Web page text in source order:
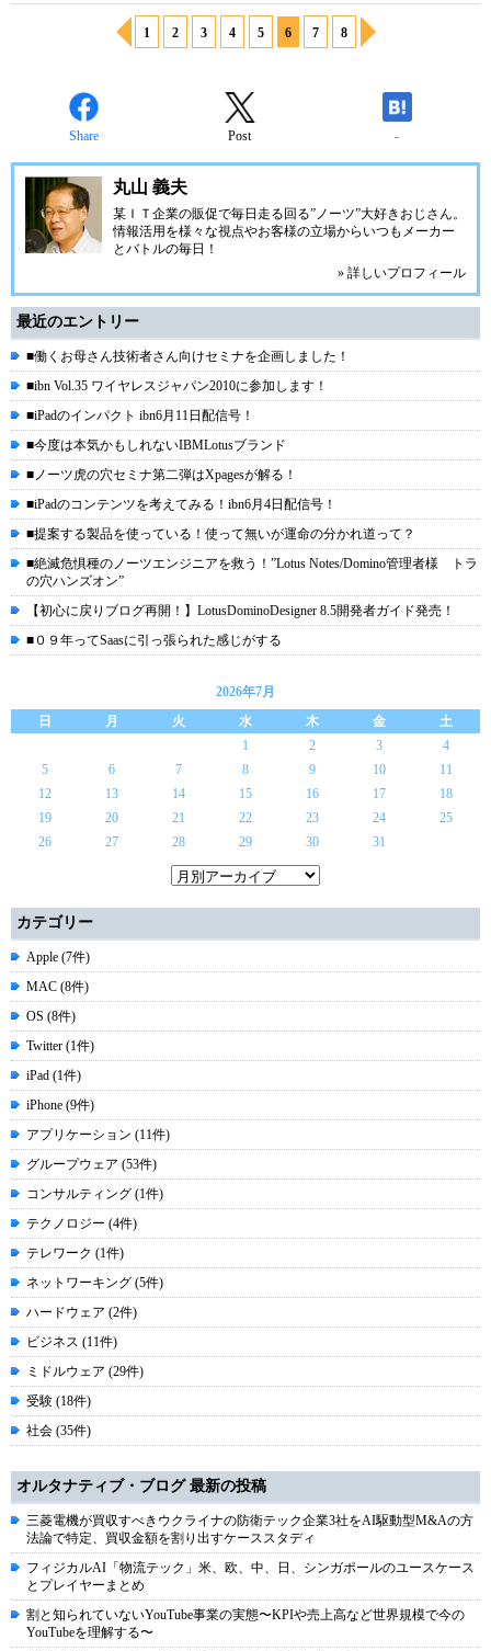
1 2 3 4 5 6 7 8
Share Post -
丸山 義夫
某ＩＴ企業の販促で毎日走る回る”ノーツ”大好きおじさん。
情報活用を様々な視点やお客様の立場からいつもメーカー
とバトルの毎日！
» 詳しいプロフィール
最近のエントリー
■働くお母さん技術者さん向けセミナを企画しました！
■ibn Vol.35 ワイヤレスジャパン2010に参加します！
■iPadのインパクト ibn6月11日配信号！
■今度は本気かもしれないIBMLotusブランド
■ノーツ虎の穴セミナ第二弾はXpagesが解る！
■iPadのコンテンツを考えてみる！ibn6月4日配信号！
■提案する製品を使っている！使って無いが運命の分かれ道って？
■絶滅危惧種のノーツエンジニアを救う！”Lotus Notes/Domino管理者様 トラ
の穴ハンズオン”
【初心に戻りブログ再開！】LotusDominoDesigner 8.5開発者ガイド発売！
■０９年ってSaasに引っ張られた感じがする
2026年7月
日
月 火 水 木 金
土
1
2 3
4
5
6 7 8 9 10
11
12
13 14 15 16 17
18
19
20 21 22 23 24
25
26
27 28 29 30 31
カテゴリー
Apple (7件)
MAC (8件)
OS (8件)
Twitter (1件)
iPad (1件)
iPhone (9件)
アプリケーション (11件)
グループウェア (53件)
コンサルティング (1件)
テクノロジー (4件)
テレワーク (1件)
ネットワーキング (5件)
ハードウェア (2件)
ビジネス (11件)
ミドルウェア (29件)
受験 (18件)
社会 (35件)
オルタナティブ・ブログ 最新の投稿
三菱電機が買収すべきウクライナの防衛テック企業3社をAI駆動型M&Aの方
法論で特定、買収金額を割り出すケーススタディ
フィジカルAI「物流テック」米、欧、中、日、シンガポールのユースケース
とプレイヤーまとめ
割と知られていないYouTube事業の実態〜KPIや売上高など世界規模で今の
YouTubeを理解する〜